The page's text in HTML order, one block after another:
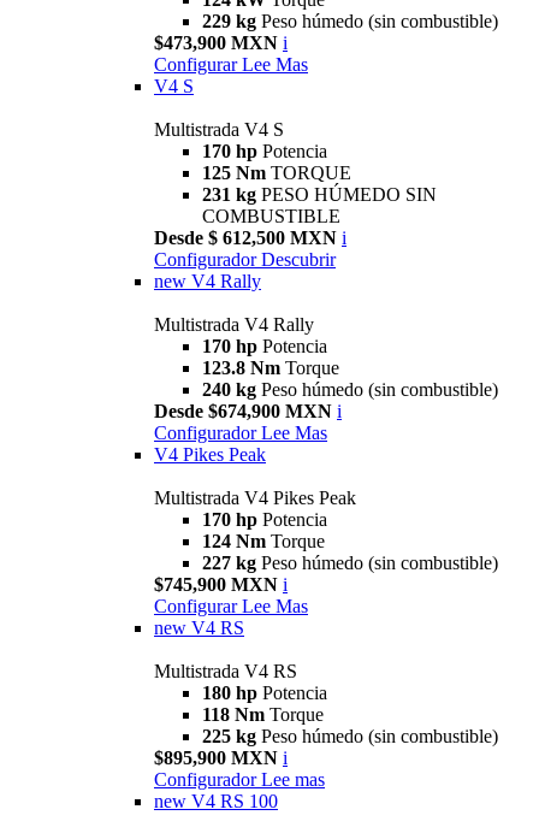
229 kg Peso húmedo (sin combustible)
$473,900 MXN i
Configurar Lee Mas
V4 S
Multistrada V4 S
170 hp Potencia
125 Nm TORQUE
231 kg PESO HÚMEDO SIN
COMBUSTIBLE
Desde $ 612,500 MXN i
Configurador Descubrir
new V4 Rally
Multistrada V4 Rally
170 hp Potencia
123.8 Nm Torque
240 kg Peso húmedo (sin combustible)
Desde $674,900 MXN i
Configurador Lee Mas
V4 Pikes Peak
Multistrada V4 Pikes Peak
170 hp Potencia
124 Nm Torque
227 kg Peso húmedo (sin combustible)
$745,900 MXN i
Configurar Lee Mas
new V4 RS
Multistrada V4 RS
180 hp Potencia
118 Nm Torque
225 kg Peso húmedo (sin combustible)
$895,900 MXN i
Configurador Lee mas
new V4 RS 100